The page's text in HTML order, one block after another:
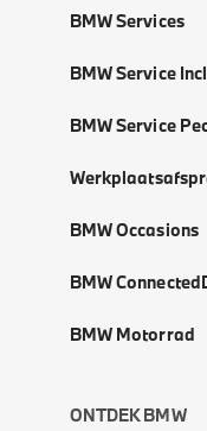
BMW Services
BMW Service
BMW Service
BMW Occasions
BMW
BMW Motorrad
ONTDEK BMW